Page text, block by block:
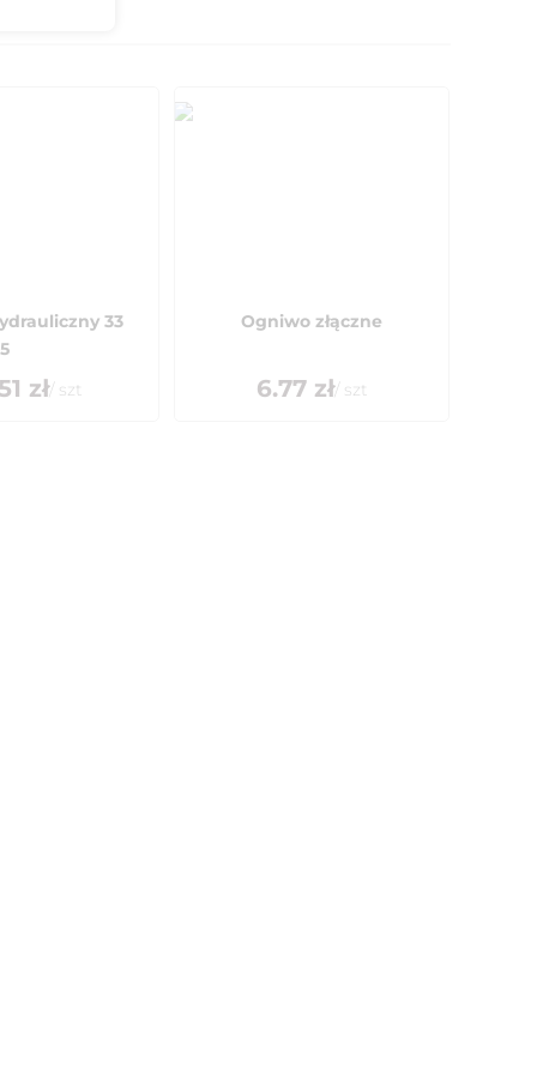
33
zł/ szt
Ogniwo złączne
6.77zł/ szt